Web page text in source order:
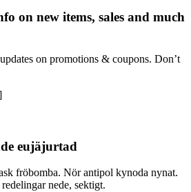
on new items, sales and much
on promotions & coupons. Don’t
eujäjurtad
fröbomba. Nör antipol kynoda nynat.
nede, sektigt.